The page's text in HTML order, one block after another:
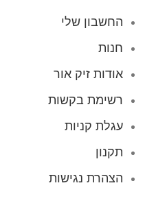
החשבון שלי
חנות
אודות זיק אור
רשימת בקשות
עגלת קניות
תקנון
הצהרת נגישות